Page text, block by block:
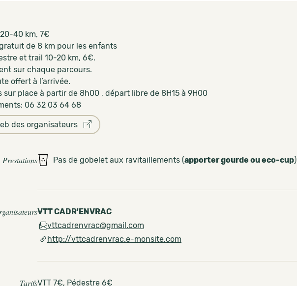
40 km, 7€
de 8 km pour les enfants
et trail 10-20 km, 6€.
sur chaque parcours.
offert à l’arrivée.
sur place à partir de 8h00 , départ libre de 8H15 à 9H00
06 32 03 64 68
des organisateurs
Prestations Pas de gobelet aux ravitaillements (apporter gourde ou eco-cup)
VTT CADR'ENVRAC
vttcadrenvrac@gmail.com
http://vttcadrenvrac.e-monsite.com
TarifsVTT 7€, Pédestre 6€